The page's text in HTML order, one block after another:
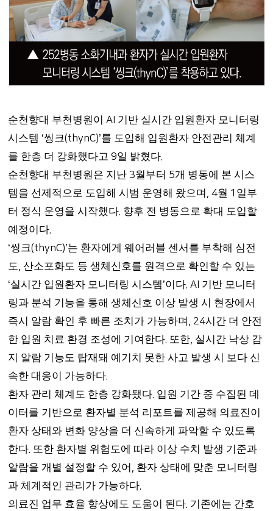
순천향대 부천병원이AI 기반 실시간 입원환자 모니터링
시스템 ‘씽크(thynC)’를 도입해 입원환자 안전관리 체계
를 한층 더 강화했다고9일 밝혔다.
순천향대 부천병원은 지난3월부터 5개 병동에 본 시스
템을 선제적으로 도입해 시범 운영해 왔으며 , 4월 1 일부
터 정식 운영을 시작했다. 향후 전 병동으로 확대 도입할
예정이다.
‘씽크(thynC)’는 환자에게 웨어러블 센서를 부착해 심전
도,산소포화도 등 생체신호를 원격으로 확인할 수 있는
‘실시간 입원환자 모니터링 시스템’이다. AI 기반 모니터
링과 분석 기능을 통해 생체신호 이상 발생 시 현장에서
즉시 알람 확인 후 빠른 조치가 가능하며 , 24시간 더 안전
한 입원 치료 환경 조성에 기여한다. 또한, 실시간 낙상 감
지 알람 기능도 탑재돼 예기치 못한 사고 발생 시 보다 신
속한 대응이 가능하다.
환자 관리 체계도 한층 강화됐다. 입원 기간 중 수집된 데
이터를 기반으로 환자별 분석 리포트를 제공해 의료진이
환자 상태와 변화 양상을 더 신속하게 파악할 수 있도록
한다. 또한 환자별 위험도에 따라 이상 수치 발생 기준과
알람을 개별 설정할 수 있어 , 환자 상태에 맞춘 모니터링
과 체계적인 관리가 가능하다.
의료진 업무 효율 향상에도 도움이 된다. 기존에는 간호